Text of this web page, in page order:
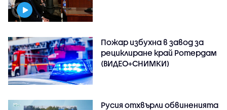
Пожар избухна в завод за
рециклиране край Ротердам
(ВИДЕО+СНИМКИ)
Русия отхвърли обвиненията